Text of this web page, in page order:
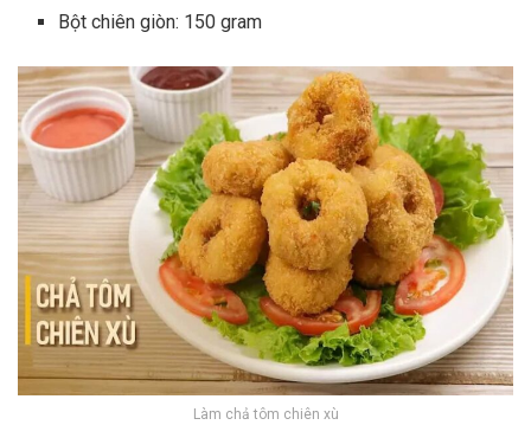
Bột chiên giòn: 150 gram
Làm chả tôm chiên xù